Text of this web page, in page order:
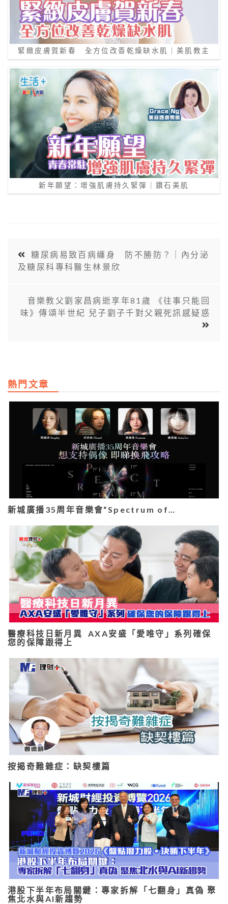
緊緻皮膚賀新春 全方位改善乾燥缺水肌｜美肌教主
新年願望：增強肌膚持久緊彈｜鑽石美肌
糖尿病易致百病纏身 防不勝防？｜內分泌
及糖尿科專科醫生林景欣
音樂教父劉家昌病逝享年81歲 《往事只能回
味》傳頌半世紀 兒子劉子千對父親死訊感疑惑
熱門文章
新城廣播35周年音樂會“Spectrum of…
醫療科技日新月異 AXA安盛「愛唯守」系列確保
您的保障跟得上
按揭奇難雜症：缺契樓篇
港股下半年布局關鍵：專家拆解「七翻身」真偽 聚
焦北水與AI新趨勢